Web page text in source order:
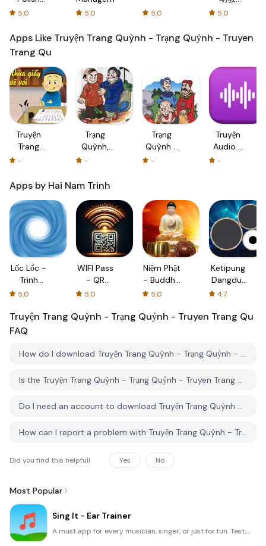
with
cards!
5.0 5.0 5.0
源分享与
5.0
Apps Like Truyện Trang Quỳnh - Trạng Quỷnh - Truyen
Trang Qu
Truyện
Trang
Quỳnh -
Quỷnh -
Truyen
Trang Qu
-
Trạng
Quỳnh,
Trạng
Đọc
Tranh
Offline
-
Trạng
Quỳnh -
Trạng
-
Truyện
Audio -
Truyện
truyện
hài,
truyện
điển...
-
Apps by Hai Nam Trinh
Lốc Lốc -
Trinh
duyet
Tiếng Việt
5.0
WIFI Pass
- QR
Code
5.0
Niệm Phật
- Buddha
mantra
5.0
Ketipung
Dangdut
Koplo
4.7
Truyện Trang Quỳnh - Trạng Quỷnh - Truyen Trang Qu
FAQ
How do I download Truyện Trang Quỳnh - Trạng Quỷnh - Truyen Trang Qu from PGYER IPA HUB?
Is the Truyện Trang Quỳnh - Trạng Quỷnh - Truyen Trang Qu on PGYER IPA HUB free to download?
Do I need an account to download Truyện Trang Quỳnh - Trạng Quỷnh - Truyen Trang Qu from PGYER IPA HUB?
How can I report a problem with Truyện Trang Quỳnh - Trạng Quỷnh - Truyen Trang Qu on PGYER IPA HUB?
Did you find this helpfull Yes No
Most Popular
Sing It - Ear Trainer
A must app for every musician, singer, or just for fun. Test,train, and improve your musical ear and